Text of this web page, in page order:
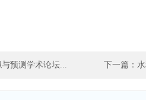
预测学术论坛... 下一篇：